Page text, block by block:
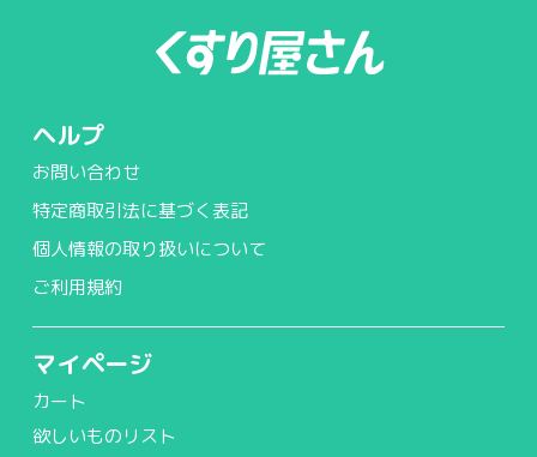
ヘルプ
お問い合わせ
特定商取引法に基づく表記
個人情報の取り扱いについて
ご利用規約
マイページ
カート
欲しいものリスト